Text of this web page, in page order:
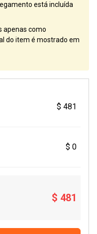
está incluída
apenas como
do item é mostrado em
$ 481
$ 0
$ 481